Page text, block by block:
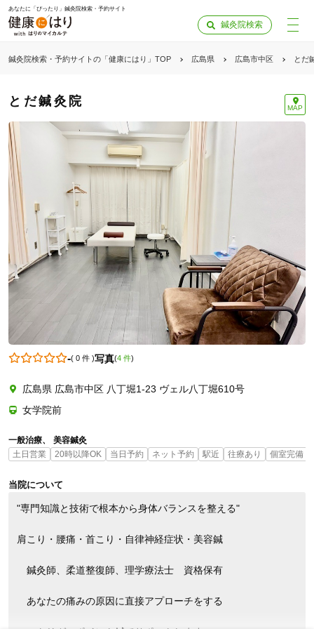
あなたに「ぴったり」鍼灸院検索・予約サイト
鍼灸院検索
鍼灸院検索・予約サイトの「健康にはり」TOP 広島県 広島市中区 とだ
とだ鍼灸院 MAP
-( 0 件)写真(4 件)
広島県 広島市中区 八丁堀1-23 ヴェル八丁堀610号
女学院前
一般治療
美容鍼灸
土日営業
20時以降OK 当日予約 ネット予約 駅近 往療あり 個室完備
当院について
"専門知識と技術で根本から身体バランスを整える"
肩こり・腰痛・首こり・自律神経症状・美容鍼
鍼灸師、柔道整復師、理学療法士　資格保有
あなたの痛みの原因に直接アプローチをする
「健康にはりを見た」